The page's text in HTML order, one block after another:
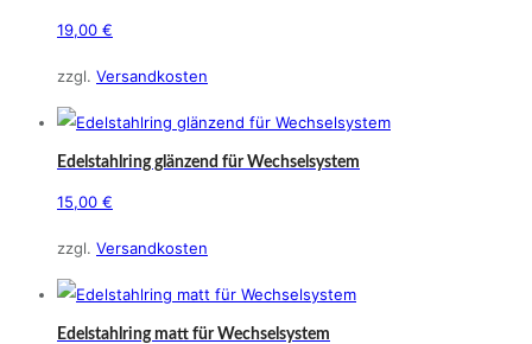
19,00 €
zzgl. Versandkosten
Edelstahlring glänzend für Wechselsystem
15,00 €
Produkt
weist
mehrere
zzgl. Versandkosten
Edelstahlring matt für Wechselsystem